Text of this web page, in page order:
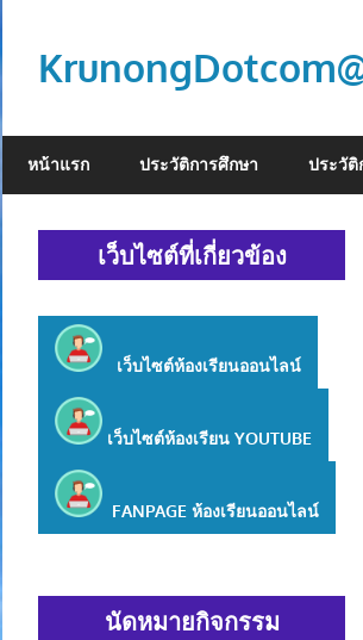
content
ทอง
หน้าแรก ประวัติการศึกษา ประวัติ
เว็บไซต์ที่เกี่ยวข้อง
เว็บไซต์ห้องเรียนออนไลน์
เว็บไซต์ห้องเรียน YOUTUBE
FANPAGE ห้องเรียนออนไลน์
นัดหมายกิจกรรม